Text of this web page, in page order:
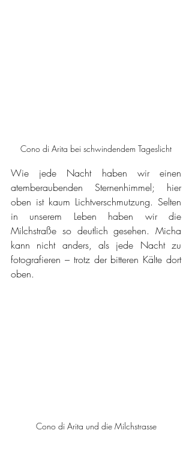
Cono di Arita bei schwindendem Tageslicht
Wie jede Nacht haben wir einen
atemberaubenden Sternenhimmel; hier
oben ist kaum Lichtverschmutzung. Selten
in unserem Leben haben wir die
Milchstraße so deutlich gesehen. Micha
kann nicht anders, als jede Nacht zu
fotografieren – trotz der bitteren Kälte dort
oben.
Cono di Arita und die Milchstrasse